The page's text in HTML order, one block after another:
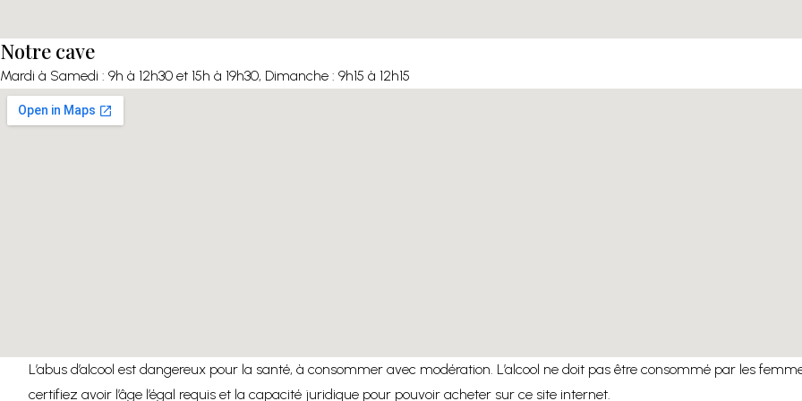
Notre cave
Mardi à Samedi : 9h à 12h30 et 15h à 19h30, Dimanche : 9h15 à 12h15
L’abus d’alcool est dangereux pour la santé, à consommer avec modération. L’alcool ne doit pas être consommé par les
certifiez avoir l’âge l’égal requis et la capacité juridique pour pouvoir acheter sur ce site internet.